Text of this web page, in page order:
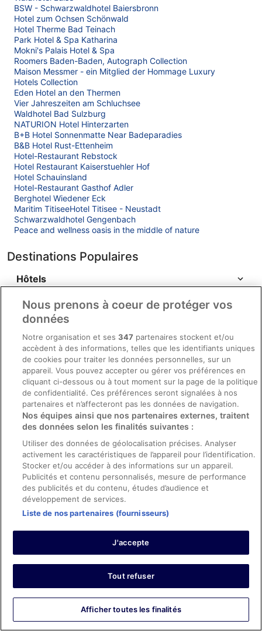
BSW - Schwarzwaldhotel Baiersbronn
Hotel zum Ochsen Schönwald
Hotel Therme Bad Teinach
Park Hotel & Spa Katharina
Mokni's Palais Hotel & Spa
Roomers Baden-Baden, Autograph Collection
Maison Messmer - ein Mitglied der Hommage Luxury
Hotels Collection
Eden Hotel an den Thermen
Vier Jahreszeiten am Schluchsee
Waldhotel Bad Sulzburg
NATURION Hotel Hinterzarten
B+B Hotel Sonnenmatte Near Badeparadies
B&B Hotel Rust-Ettenheim
Hotel-Restaurant Rebstock
Hotel Restaurant Kaiserstuehler Hof
Hotel Schauinsland
Hotel-Restaurant Gasthof Adler
Berghotel Wiedener Eck
Maritim TitiseeHotel Titisee - Neustadt
Schwarzwaldhotel Gengenbach
Peace and wellness oasis in the middle of nature
Destinations Populaires
Hôtels
Société
À propos d’Expedia Group
Emplois
Publier votre annonce
Devenir membre affilié
Partenariats
Salle de presse
Rapports avec les investisseurs
ebookers BONUS+
Explorer
Locations de voiture en France
Nous prenons à coeur de protéger vos
données
Notre organisation et ses347 partenaires stockent et/ou
accèdent à des informations, telles que les identifiants uniques
de cookies pour traiter les données personnelles, sur un
appareil. Vous pouvez accepter ou gérer vos préférences en
cliquant ci-dessous ou à tout moment sur la page de la politique
de confidentialité. Ces préférences seront signalées à nos
partenaires et n’affecteront pas les données de navigation.
Nos équipes ainsi que nos partenaires externes, traitent
des données selon les finalités suivantes :
Utiliser des données de géolocalisation précises. Analyser
activement les caractéristiques de l’appareil pour l’identification.
Stocker et/ou accéder à des informations sur un appareil.
Publicités et contenu personnalisés, mesure de performance
des publicités et du contenu, études d’audience et
développement de services.
Liste de nos partenaires (fournisseurs)
J'accepte
Tout refuser
Afficher toutes les finalités